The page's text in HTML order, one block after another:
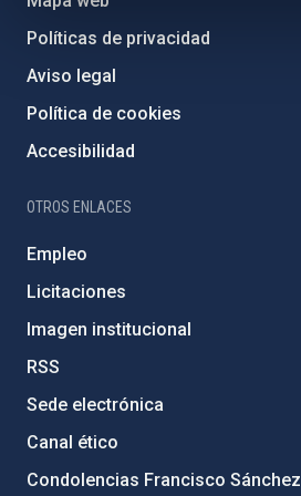
Políticas de privacidad
Aviso legal
Política de cookies
Accesibilidad
OTROS ENLACES
Empleo
Licitaciones
Imagen institucional
RSS
Sede electrónica
Canal ético
Condolencias Francisco Sánchez